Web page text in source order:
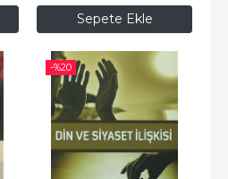
Sepete Ekle
-%20